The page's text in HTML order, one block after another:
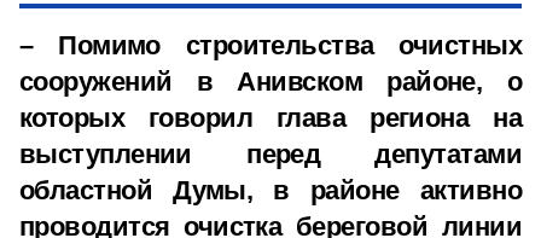
– Помимо строительства очистных
сооружений в Анивском районе, о
которых говорил глава региона на
выступлении перед депутатами
областной Думы, в районе активно
проводится очистка береговой линии